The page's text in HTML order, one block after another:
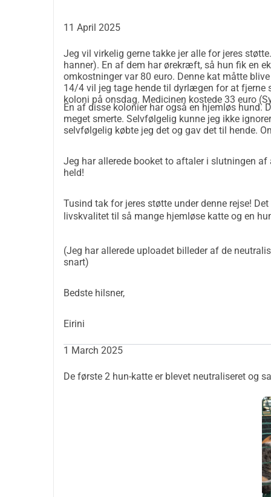
Jeg har altid kattemad i min taske, så en dag,
bil. Jeg åbnede straks min taske og gav den
mig: "Fodrer du dem?". Jeg troede, hun ville
en konflikt. Så jeg sagde til hende, Generelt ja,
bare denne, fordi den var på min vej. Hun
mange, og vi har hele tiden killinger. De fleste
ved ikke hvordan."
sterilisere dem.
Jeg lagde et opslag for hjælp i en lokal
MANGE steriliseringsprocedurer er den
tid og krævede en indsats fra os alle, fordi vi
Efter det var jeg ikke den samme, og jeg ville
reproduktion. Den kvinde og hendes venner
Jeg ved, jeg ikke kan redde dem alle, men
Tak,
11 April 2025
Jeg vil virkelig gerne takke jer alle for jeres
hanner). En af dem har ørekræft, så hun fik en
omkostninger var 80 euro. Denne kat måtte
14/4 vil jeg tage hende til dyrlægen for at fjerne
koloni på onsdag. Medicinen kostede 33 euro
En af disse kolonier har også en hjemløs hund.
meget smerte. Selvfølgelig kunne jeg ikke
selvfølgelig købte jeg det og gav det til hende.
Jeg har allerede booket to aftaler i slutningen
held!
Tusind tak for jeres støtte under denne rejse!
livskvalitet til så mange hjemløse katte og en
(Jeg har allerede uploadet billeder af de
snart)
Bedste hilsner,
Eirini
1 March 2025
De første 2 hun-katte er blevet neutraliseret og